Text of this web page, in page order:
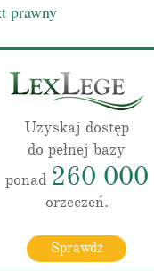
prawny
Uzyskaj dostęp
do pełnej bazy
ponad 260 000
orzeczeń.
Sprawdź